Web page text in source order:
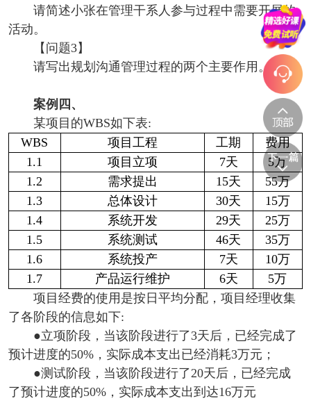
请简述小张在管理干系人参与过程中需要开展的
活动。
【问题3】
请写出规划沟通管理过程的两个主要作用。
案例四、
某项目的WBS如下表:
WBS
项目工程 工期
费用
1.1
项目立项 7天
5万
1.2
需求提出 15天
55万
1.3
总体设计 30天
15万
1.4
系统开发 29天
25万
1.5
系统测试 46天
35万
1.6
系统投产 7天
10万
1.7
产品运行维护 6天
5万
项目经费的使用是按日平均分配，项目经理收集
了各阶段的信息如下:
●立项阶段，当该阶段进行了3天后，已经完成了
预计进度的50%，实际成本支出已经消耗3万元；
●测试阶段，当该阶段进行了20天后，已经完成
了预计进度的50%，实际成本支出到达16万元